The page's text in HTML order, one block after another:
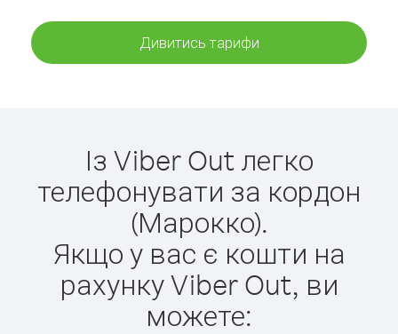
Дивитись тарифи
Із Viber Out легко
телефонувати за кордон
(Марокко).
Якщо у вас є кошти на
рахунку Viber Out, ви
можете: